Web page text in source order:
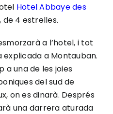
Hotel Abbaye des
, de 4 estrelles.
a l’hotel, i tot
explicada a Montauban.
a una de les joies
del sud de
on es dinarà. Després
una darrera aturada